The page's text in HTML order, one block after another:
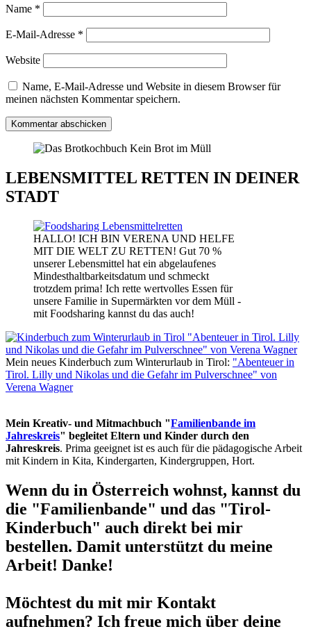
Name *
E-Mail-Adresse *
Website
Name, E-Mail-Adresse und Website in diesem Browser für
meinen nächsten Kommentar speichern.
LEBENSMITTEL RETTEN IN DEINER
STADT
HALLO! ICH BIN VERENA UND HELFE
MIT DIE WELT ZU RETTEN! Gut 70 %
unserer Lebensmittel hat ein abgelaufenes
Mindesthaltbarkeitsdatum und schmeckt
trotzdem prima! Ich rette wertvolles Essen für
unsere Familie in Supermärkten vor dem Müll -
mit Foodsharing kannst du das auch!
Mein neues Kinderbuch zum Winterurlaub in Tirol: "Abenteuer in
Tirol. Lilly und Nikolas und die Gefahr im Pulverschnee" von
Verena Wagner
Mein Kreativ- und Mitmachbuch "Familienbande im
Jahreskreis" begleitet Eltern und Kinder durch den
Jahreskreis. Prima geeignet ist es auch für die pädagogische Arbeit
mit Kindern in Kita, Kindergarten, Kindergruppen, Hort.
Wenn du in Österreich wohnst, kannst du
die "Familienbande" und das "Tirol-
Kinderbuch" auch direkt bei mir
bestellen. Damit unterstützt du meine
Arbeit! Danke!
Möchtest du mit mir Kontakt
aufnehmen? Ich freue mich über deine